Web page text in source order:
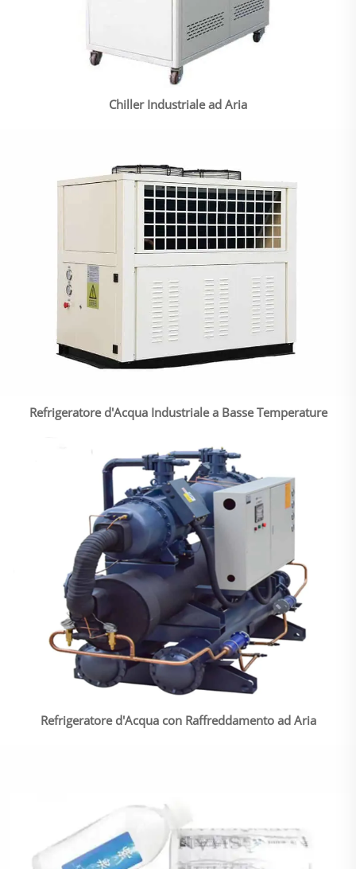
Chiller Industriale ad Aria
Refrigeratore d'Acqua Industriale a Basse Temperature
Refrigeratore d'Acqua con Raffreddamento ad Aria